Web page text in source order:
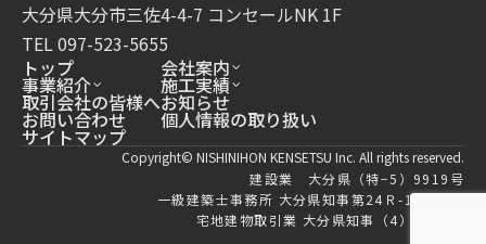
大分県大分市三佐4-4-7 コンセールNK 1F
TEL 097-523-5655
トップ
事業紹介
取引会社の皆様へ
お問い合わせ
サイトマップ
会社案内
施工実績
お知らせ
個人情報の取り扱い
Copyright© NISHINIHON KENSETSU Inc. All rights reserved.
建設業 大分県（特−5）9919号
一級建築士事務所 大分県知事第24Ｒ-12313号
宅地建物取引業 大分県知事（4）2859号